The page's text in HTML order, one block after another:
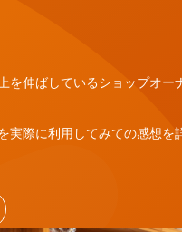
を伸ばしているショップオー
実際に利用してみての感想を